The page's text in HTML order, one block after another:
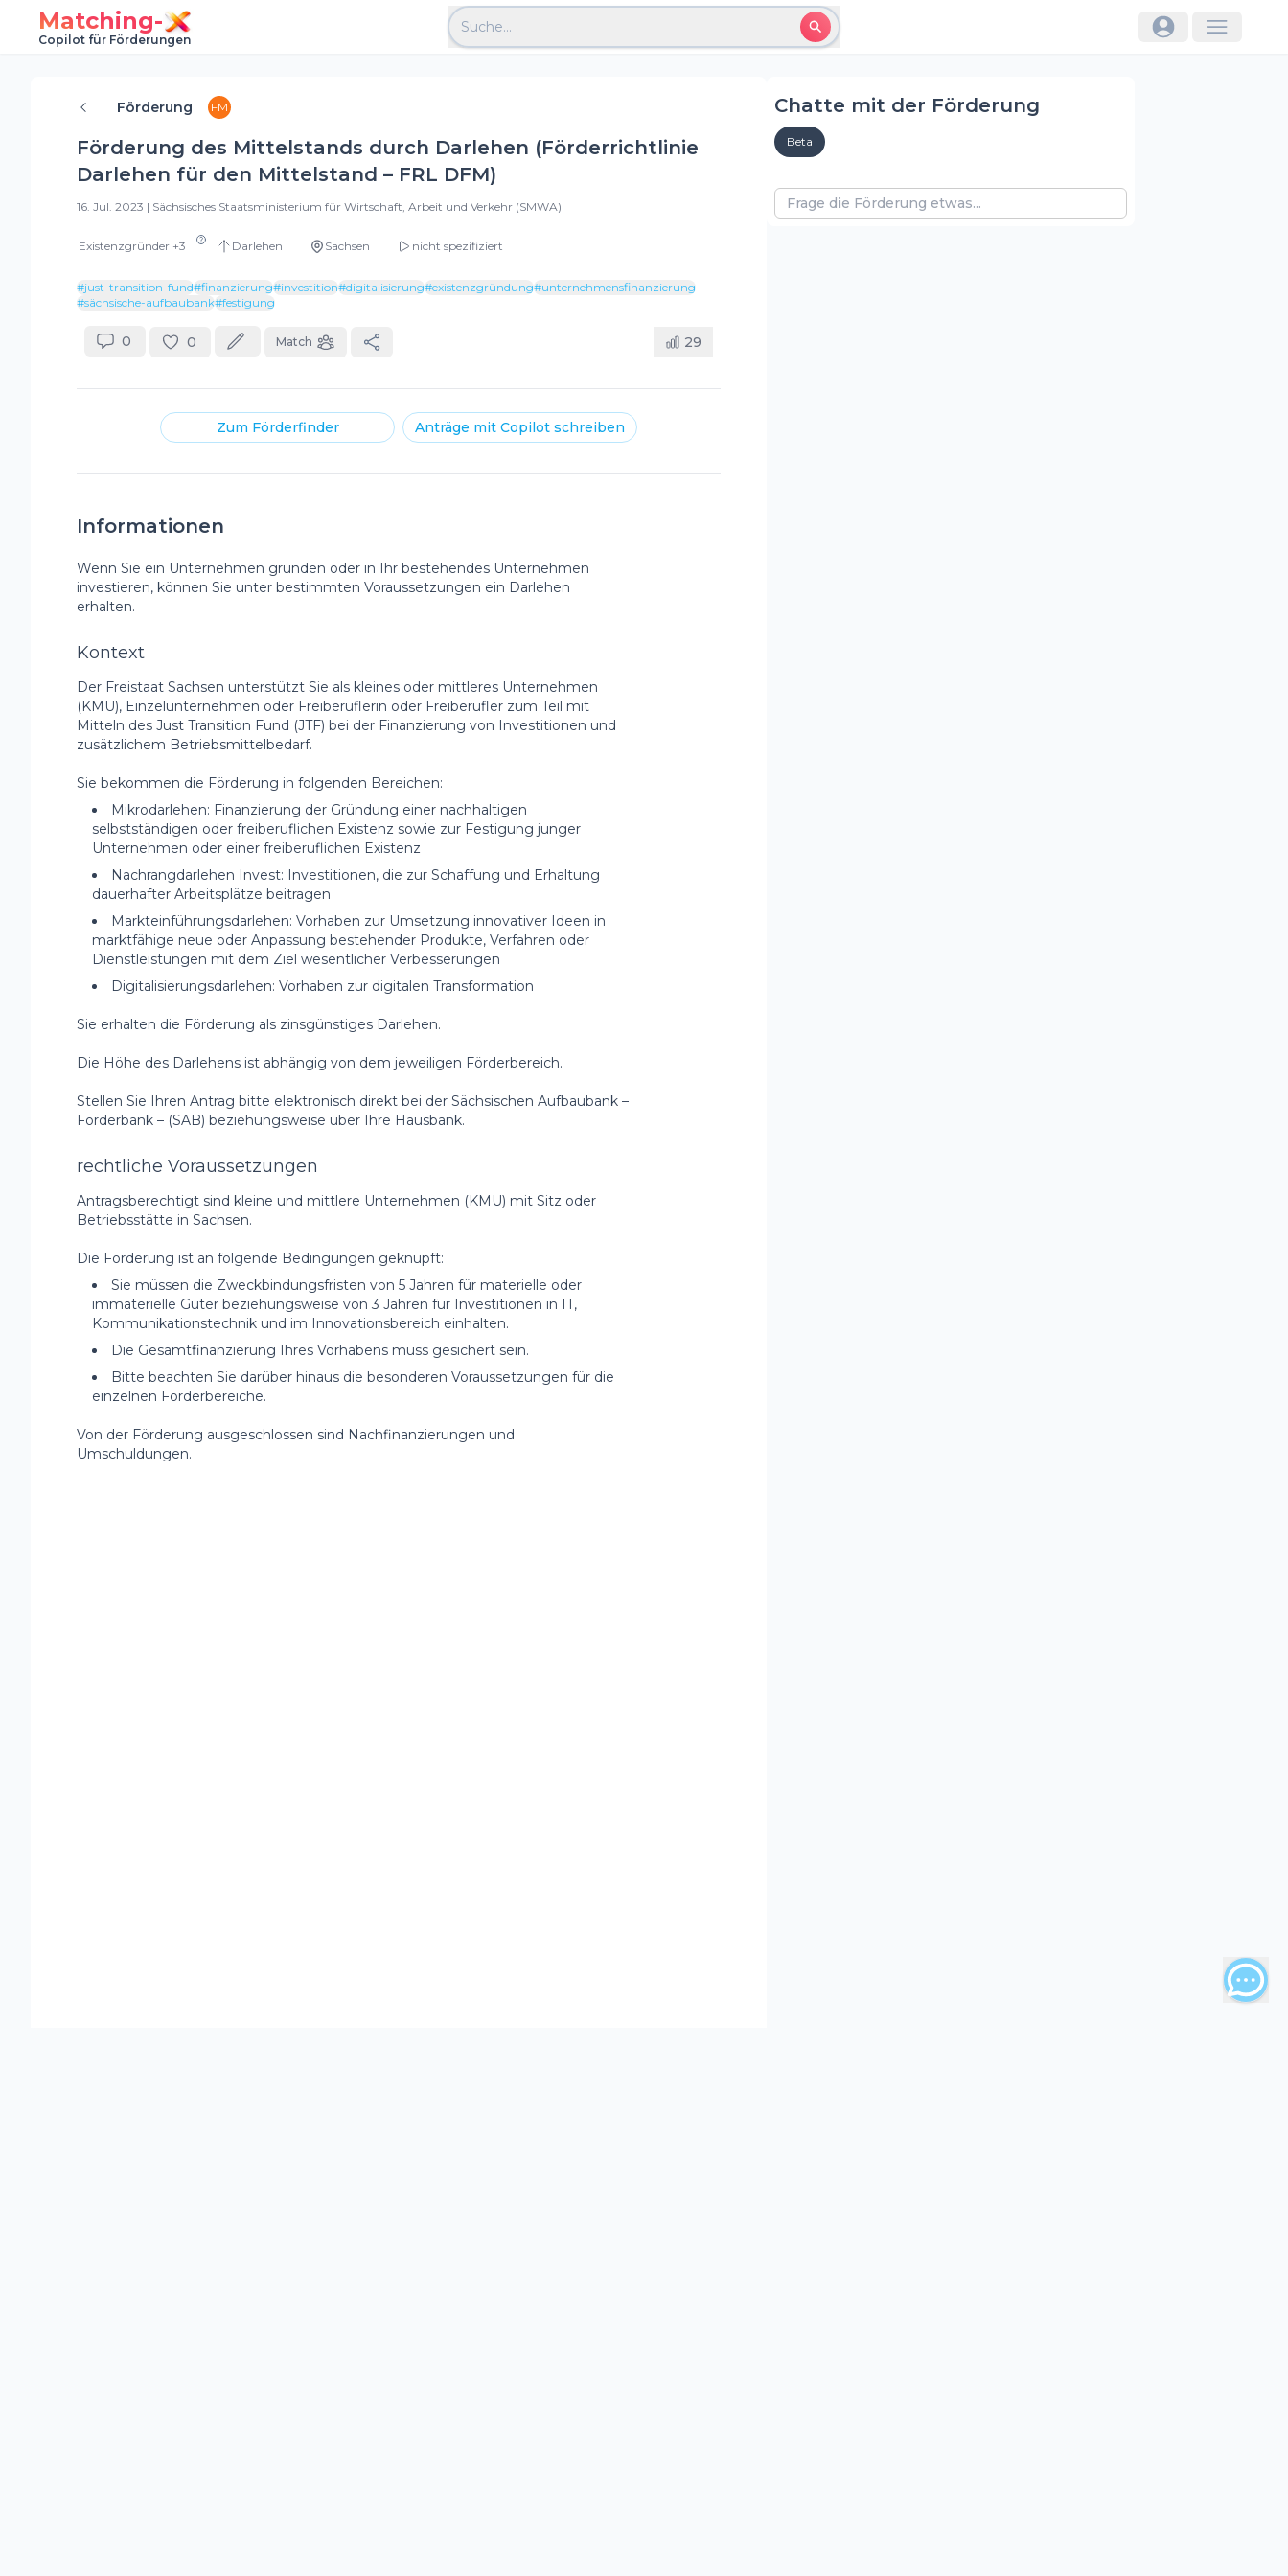
Matching-
Copilot für Förderungen
Suche...
Förderung FM
Förderung des Mittelstands durch Darlehen (Förderrichtlinie
Darlehen für den Mittelstand – FRL DFM)
16. Jul. 2023 | Sächsisches Staatsministerium für Wirtschaft, Arbeit und Verkehr (SMWA)
Existenzgründer +3 Darlehen Sachsen nicht spezifiziert
#just-transition-fund#finanzierung#investition#digitalisierung#existenzgründung#unternehmensfinanzierung
#sächsische-aufbaubank#festigung
0 0 Match 29
Zum Förderfinder Anträge mit Copilot schreiben
Informationen
Wenn Sie ein Unternehmen gründen oder in Ihr bestehendes Unternehmen
investieren, können Sie unter bestimmten Voraussetzungen ein Darlehen
erhalten.
Kontext
Der Freistaat Sachsen unterstützt Sie als kleines oder mittleres Unternehmen
(KMU), Einzelunternehmen oder Freiberuflerin oder Freiberufler zum Teil mit
Mitteln des Just Transition Fund (JTF) bei der Finanzierung von Investitionen und
zusätzlichem Betriebsmittelbedarf.
Sie bekommen die Förderung in folgenden Bereichen:
Mikrodarlehen: Finanzierung der Gründung einer nachhaltigen
selbstständigen oder freiberuflichen Existenz sowie zur Festigung junger
Unternehmen oder einer freiberuflichen Existenz
Nachrangdarlehen Invest: Investitionen, die zur Schaffung und Erhaltung
dauerhafter Arbeitsplätze beitragen
Markteinführungsdarlehen: Vorhaben zur Umsetzung innovativer Ideen in
marktfähige neue oder Anpassung bestehender Produkte, Verfahren oder
Dienstleistungen mit dem Ziel wesentlicher Verbesserungen
Digitalisierungsdarlehen: Vorhaben zur digitalen Transformation
Sie erhalten die Förderung als zinsgünstiges Darlehen.
Die Höhe des Darlehens ist abhängig von dem jeweiligen Förderbereich.
Stellen Sie Ihren Antrag bitte elektronisch direkt bei der Sächsischen Aufbaubank –
Förderbank – (SAB) beziehungsweise über Ihre Hausbank.
rechtliche Voraussetzungen
Antragsberechtigt sind kleine und mittlere Unternehmen (KMU) mit Sitz oder
Betriebsstätte in Sachsen.
Die Förderung ist an folgende Bedingungen geknüpft:
Sie müssen die Zweckbindungsfristen von 5 Jahren für materielle oder
immaterielle Güter beziehungsweise von 3 Jahren für Investitionen in IT,
Kommunikationstechnik und im Innovationsbereich einhalten.
Die Gesamtfinanzierung Ihres Vorhabens muss gesichert sein.
Bitte beachten Sie darüber hinaus die besonderen Voraussetzungen für die
einzelnen Förderbereiche.
Von der Förderung ausgeschlossen sind Nachfinanzierungen und
Umschuldungen.
Chatte mit der Förderung
Beta